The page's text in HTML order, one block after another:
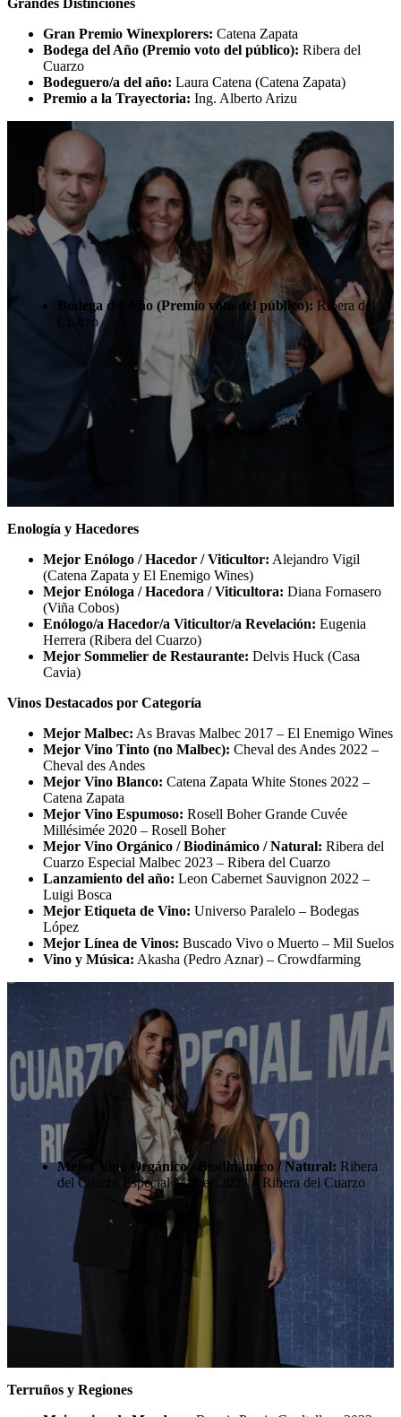
Grandes Distinciones
Gran Premio Winexplorers: Catena Zapata
Bodega del Año (Premio voto del público): Ribera del
Cuarzo
Bodeguero/a del año: Laura Catena (Catena Zapata)
Premio a la Trayectoria: Ing. Alberto Arizu
Bodega del Año (Premio voto del público): Ribera del
Cuarzo
Enología y Hacedores
Mejor Enólogo / Hacedor / Viticultor: Alejandro Vigil
(Catena Zapata y El Enemigo Wines)
Mejor Enóloga / Hacedora / Viticultora: Diana Fornasero
(Viña Cobos)
Enólogo/a Hacedor/a Viticultor/a Revelación: Eugenia
Herrera (Ribera del Cuarzo)
Mejor Sommelier de Restaurante: Delvis Huck (Casa
Cavia)
Vinos Destacados por Categoría
Mejor Malbec: As Bravas Malbec 2017 – El Enemigo Wines
Mejor Vino Tinto (no Malbec): Cheval des Andes 2022 –
Cheval des Andes
Mejor Vino Blanco: Catena Zapata White Stones 2022 –
Catena Zapata
Mejor Vino Espumoso: Rosell Boher Grande Cuvée
Millésimée 2020 – Rosell Boher
Mejor Vino Orgánico / Biodinámico / Natural: Ribera del
Cuarzo Especial Malbec 2023 – Ribera del Cuarzo
Lanzamiento del año: Leon Cabernet Sauvignon 2022 –
Luigi Bosca
Mejor Etiqueta de Vino: Universo Paralelo – Bodegas
López
Mejor Línea de Vinos: Buscado Vivo o Muerto – Mil Suelos
Vino y Música: Akasha (Pedro Aznar) – Crowdfarming
Mejor Vino Orgánico / Biodinámico / Natural: Ribera
del Cuarzo Especial Malbec 2023 – Ribera del Cuarzo
Terruños y Regiones